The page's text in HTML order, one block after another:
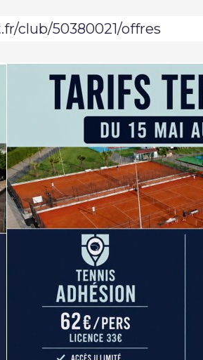
club/50380021/offres